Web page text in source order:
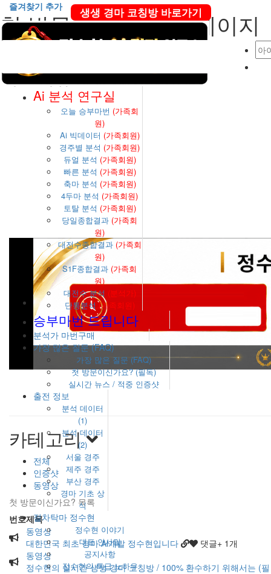
즐겨찾기 추가 생생 경마 코칭방 바로가기
Ai 분석 연구실
오늘 승부마번 (가족회
원)
Ai 빅데이터 (가족회원)
경주별 분석 (가족회원)
듀얼 분석 (가족회원)
빠른 분석 (가족회원)
축마 분석 (가족회원)
4두마 분석 (가족회원)
토탈 분석 (가족회원)
당일종합결과 (가족회
원)
대전수종합결과 (가족회
원)
S1F종합결과 (가족회
원)
대전수 분석 (분석가)
단통분석(가족회원)
승부마번 드립니다
분석가 마번구매
가장 많은 질문 (FAQ)
가장 많은 질문 (FAQ)
첫 방문이신가요? (필독)
실시간 뉴스 / 적중 인증샷
출전 정보
분석 데이터
(1)
분석 데이터
(2)
서울 경주
제주 경주
부산 경주
경마 기초 상
식
절차탁마 정수현
정수현 이야기
대표 인사말
공지사항
정수현의 특급 노하우
첫 방문이신가요? 1 페이지
메인메뉴
카테고리
전체
인증샷
동영상
첫 방문이신가요? 목록
번호제목
동영상
대한민국 최초 경마 Ai개발 정수현입니다
댓글+ 1개
동영상
정수현의 실시간 생생 경마 코칭방 / 100% 환수하기 위해서는 (